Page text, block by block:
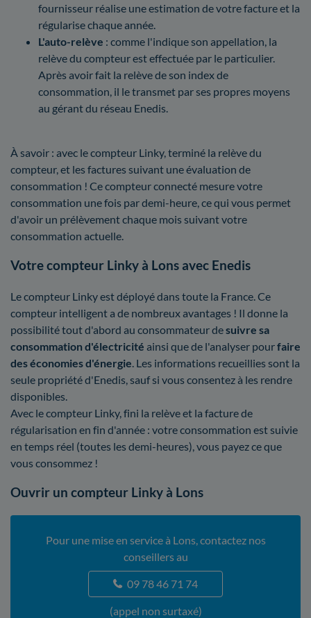
fournisseur réalise une estimation de votre facture et la
régularise chaque année.
L'auto-relève : comme l'indique son appellation, la
relève du compteur est effectuée par le particulier.
Après avoir fait la relève de son index de
consommation, il le transmet par ses propres moyens
au gérant du réseau Enedis.
À savoir : avec le compteur Linky, terminé la relève du
compteur, et les factures suivant une évaluation de
consommation ! Ce compteur connecté mesure votre
consommation une fois par demi-heure, ce qui vous permet
d'avoir un prélèvement chaque mois suivant votre
consommation actuelle.
Votre compteur Linky à Lons avec Enedis
Le compteur Linky est déployé dans toute la France. Ce
compteur intelligent a de nombreux avantages ! Il donne la
possibilité tout d'abord au consommateur desuivre sa
consommation d'électricité ainsi que de l'analyser pourfaire
des économies d'énergie . Les informations recueillies sont la
seule propriété d'Enedis, sauf si vous consentez à les rendre
disponibles.
Avec le compteur Linky, fini la relève et la facture de
régularisation en fin d'année : votre consommation est suivie
en temps réel (toutes les demi-heures), vous payez ce que
vous consommez !
Ouvrir un compteur Linky à Lons
Pour une mise en service à Lons, contactez nos
conseillers au
09 78 46 71 74
(appel non surtaxé)